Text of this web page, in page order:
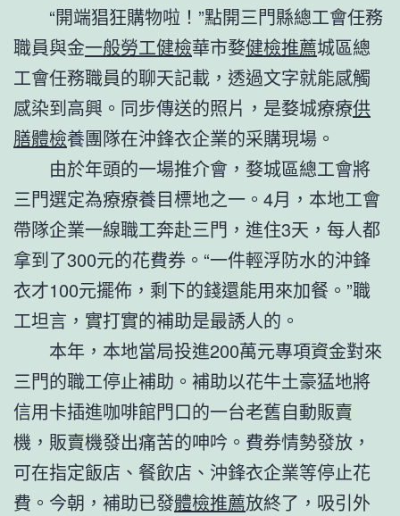
“開端猖狂購物啦！”點開三門縣總工會任務
職員與金一般勞工健檢華市婺健檢推薦城區總
工會任務職員的聊天記載，透過文字就能感觸
感染到高興。同步傳送的照片，是婺城療療供
膳體檢養團隊在沖鋒衣企業的采購現場。
由於年頭的一場推介會，婺城區總工會將
三門選定為療療養目標地之一。4月，本地工會
帶隊企業一線職工奔赴三門，進住3天，每人都
拿到了300元的花費券。“一件輕浮防水的沖鋒
衣才100元擺佈，剩下的錢還能用來加餐。”職
工坦言，實打實的補助是最誘人的。
本年，本地當局投進200萬元專項資金對來
三門的職工停止補助。補助以花牛土豪猛地將
信用卡插進咖啡館門口的一台老舊自動販賣
機，販賣機發出痛苦的呻吟。費券情勢發放，
可在指定飯店、餐飲店、沖鋒衣企業等停止花
費。今朝，補助已發體檢推薦放終了，吸引外